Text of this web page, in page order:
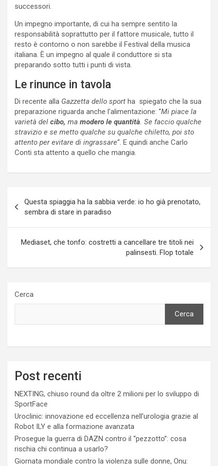
successori.
Un impegno importante, di cui ha sempre sentito la
responsabilità soprattutto per il fattore musicale, tutto il
resto è contorno o non sarebbe il Festival della musica
italiana. È un impegno al quale il conduttore si sta
preparando sotto tutti i punti di vista.
Le rinunce in tavola
Di recente alla Gazzetta dello sport ha spiegato che la sua
preparazione riguarda anche l’alimentazione: “Mi piace la
varietà del cibo, ma modero le quantità. Se faccio qualche
stravizio e se metto qualche su qualche chiletto, poi sto
attento per evitare di ingrassare“. E quindi anche Carlo
Conti sta attento a quello che mangia.
articoli
Questa spiaggia ha la sabbia verde: io ho già prenotato,
sembra di stare in paradiso
Mediaset, che tonfo: costretti a cancellare tre titoli nei
palinsesti. Flop totale
Cerca
Cerca
Post recenti
NEXTING, chiuso round da oltre 2 milioni per lo sviluppo di
SportFace
Uroclinic: innovazione ed eccellenza nell’urologia grazie al
Robot ILY e alla formazione avanzata
Prosegue la guerra di DAZN contro il “pezzotto”: cosa
rischia chi continua a usarlo?
Giornata mondiale contro la violenza sulle donne, Onu: